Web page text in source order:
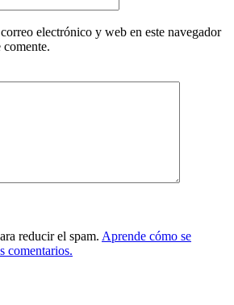
electrónico y web en este navegador
reducir el spam. Aprende cómo se
comentarios.